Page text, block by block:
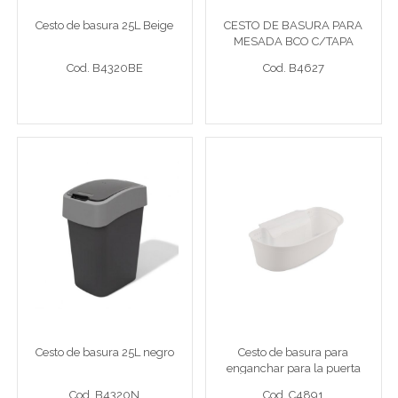
Cesto de basura 25L Beige
Cod. B4320BE
Cod. B4627
CESTO DE BASURA PARA
MESADA BCO C/TAPA
Cod. B4627
Cesto de basura 25L negro
Cesto de basura 25L negro
Cod. B4320N
Cesto de basura para
enganchar para la puerta
Cod. C4891
Cesto de basura para
enganchar para la puerta
Cod. C4891